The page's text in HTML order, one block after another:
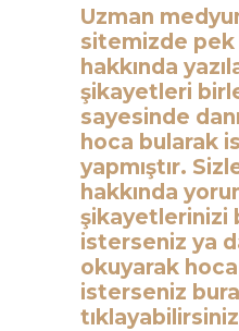
Uzman
sitemizde pek
hakkında
şikayetleri
sayesinde
hoca bularak
yapmıştır.
hakkında
şikayetlerinizi
isterseniz ya
okuyarak
isterseniz